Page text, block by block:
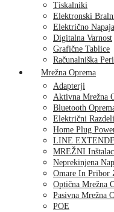
Tiskalniki
Elektronski
Električno
Digitalna Varnost
Grafične Tablice
Računalniška
Mrežna Oprema
Adapterji
Aktivna Mrežna
Bluetooth
Električni
Home Plug
LINE
MREŽNI
Neprekinjena
Omare In Pribor
Optična Mrežna
Pasivna Mrežna
POE